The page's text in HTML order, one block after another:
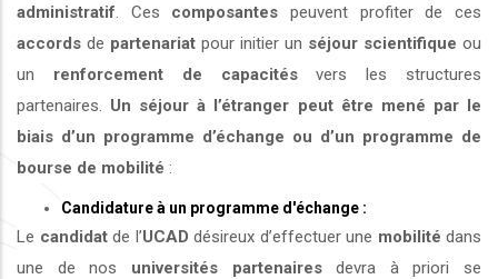
administratif . Ces composantes peuvent profiter de ces
accords de partenariat pour initier un séjour scientifique ou
un renforcement de capacitésvers les structures
partenaires. Un séjour à l’étranger peut être mené par le
biais d’un programme d’échange ou d’un programme de
bourse de mobilité :
Candidature à un programme d'échange :
Le candidatde l’UCAD désireux d’effectuer une mobilité dans
une de nos universités partenairesdevra à priori se